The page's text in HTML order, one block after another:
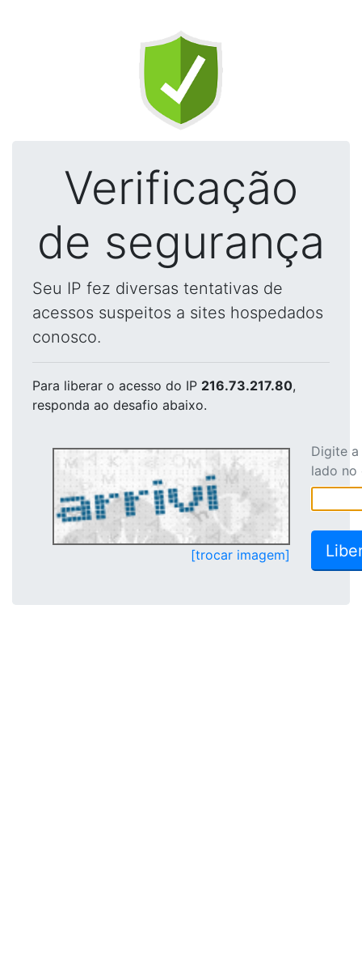
Verificação
de segurança
Seu IP fez diversas tentativas de
acessos suspeitos a sites hospedados
conosco.
Para liberar o acesso do IP 216.73.217.80,
responda ao desafio abaixo.
[trocar imagem]
Digite
lado no